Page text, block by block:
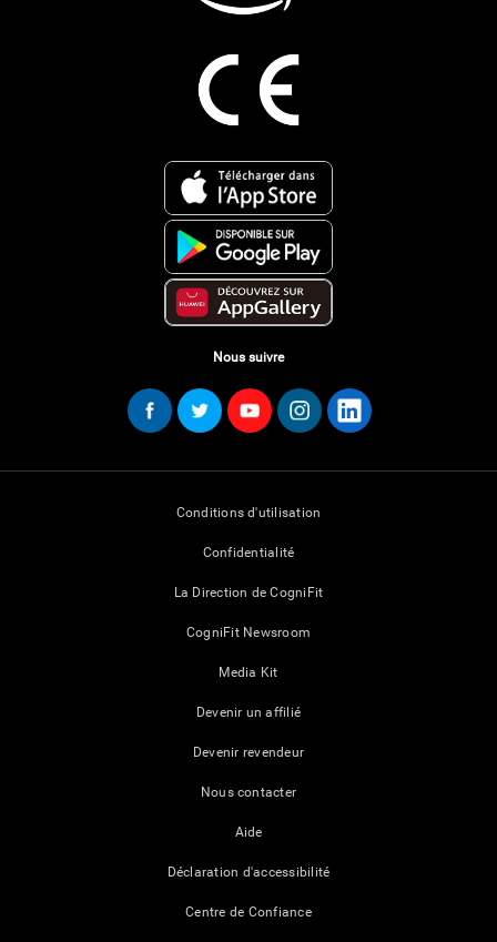
Nous suivre
Conditions d'utilisation
Confidentialité
La Direction de CogniFit
CogniFit Newsroom
Media Kit
Devenir un affilié
Devenir revendeur
Nous contacter
Aide
Déclaration d'accessibilité
Centre de Confiance